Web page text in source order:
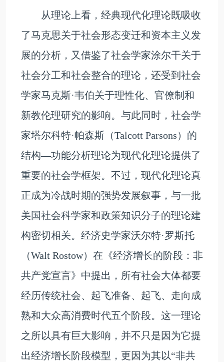
从理论上看，经典现代化理论既吸收
了马克思关于社会形态变迁和资本主义发
展的分析，又借鉴了社会学家涂尔干关于
社会分工和社会整合的理论，还受到社会
学家马克斯·韦伯关于理性化、官僚制和
新教伦理研究的影响。与此同时，社会学
家塔尔科特·帕森斯（Talcott Parsons）的
结构—功能分析理论为现代化理论提供了
重要的社会学框架。不过，现代化理论真
正成为冷战时期的强势发展叙事，与一批
美国社会科学家和政策知识分子的理论建
构密切相关。经济史学家沃尔特·罗斯托
（Walt Rostow）在《经济增长的阶段：非
共产党宣言》中提出，所有社会大体都要
经历传统社会、起飞准备、起飞、走向成
熟和大众高消费时代五个阶段。这一理论
之所以具有巨大影响，并不只是因为它提
出经济增长阶段模型，更因为其以“非共